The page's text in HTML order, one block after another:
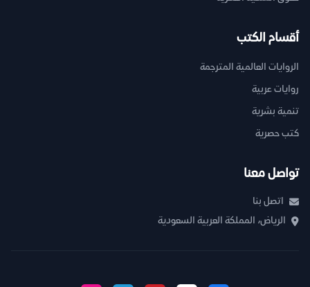
أقسام الكتب
الروايات العالمية المترجمة
روايات عربية
تنمية بشرية
كتب حصرية
تواصل معنا
اتصل بنا
الرياض، المملكة العربية السعودية